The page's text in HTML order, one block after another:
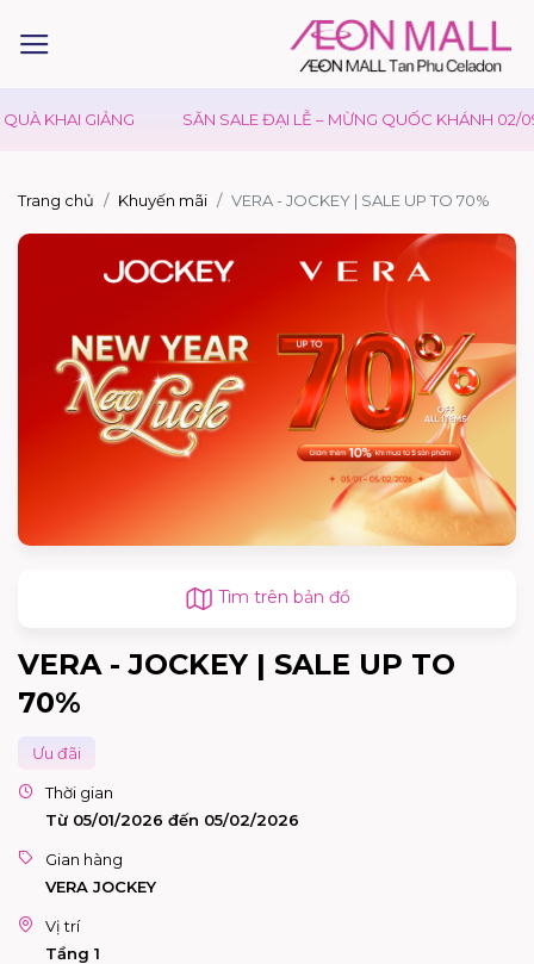
KHAI GIẢNG SĂN SALE ĐẠI LỄ – MỪNG QUỐC KHÁNH 02/09
Trang chủ Khuyến mãi VERA - JOCKEY | SALE UP TO 70%
Tìm trên bản đồ
VERA - JOCKEY | SALE UP TO
70%
Ưu đãi
Thời gian
Từ 05/01/2026 đến 05/02/2026
Gian hàng
VERA JOCKEY
Vị trí
Tầng 1